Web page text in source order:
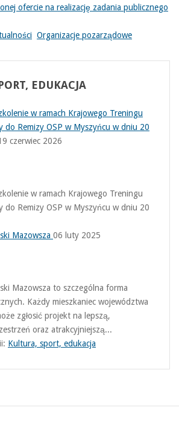
ofercie na realizację zadania publicznego
Organizacje pozarządowe
EDUKACJA
w ramach Krajowego Treningu
do Remizy OSP w Myszyńcu w dniu 20
czerwiec 2026
w ramach Krajowego Treningu
do Remizy OSP w Myszyńcu w dniu 20
Mazowsza 06 luty 2025
Mazowsza to szczególna forma
Każdy mieszkaniec województwa
zgłosić projekt na lepszą,
oraz atrakcyjniejszą...
Kultura, sport, edukacja